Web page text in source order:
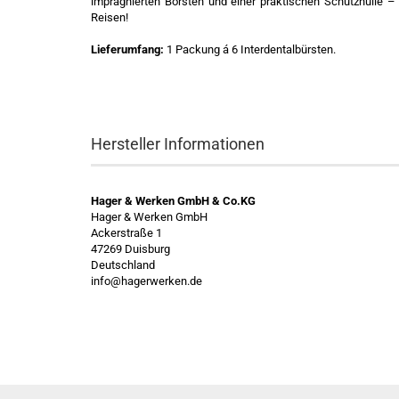
Reisen!
Lieferumfang: 1 Packung á 6 Interdentalbürsten.
Hersteller Informationen
Hager & Werken GmbH & Co.KG
Hager & Werken GmbH
Ackerstraße 1
47269 Duisburg
Deutschland
info@hagerwerken.de